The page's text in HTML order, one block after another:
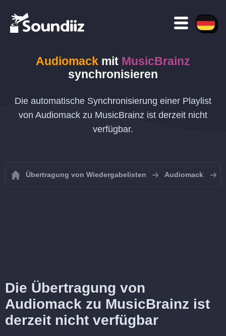
Audiomack mit MusicBrainz
synchronisieren
Die automatische Synchronisierung einer Playlist
von Audiomack zu MusicBrainz ist derzeit nicht
verfügbar.
Übertragung von Wiedergabelisten Audiomack
Die Übertragung von
Audiomack zu MusicBrainz ist
derzeit nicht verfügbar